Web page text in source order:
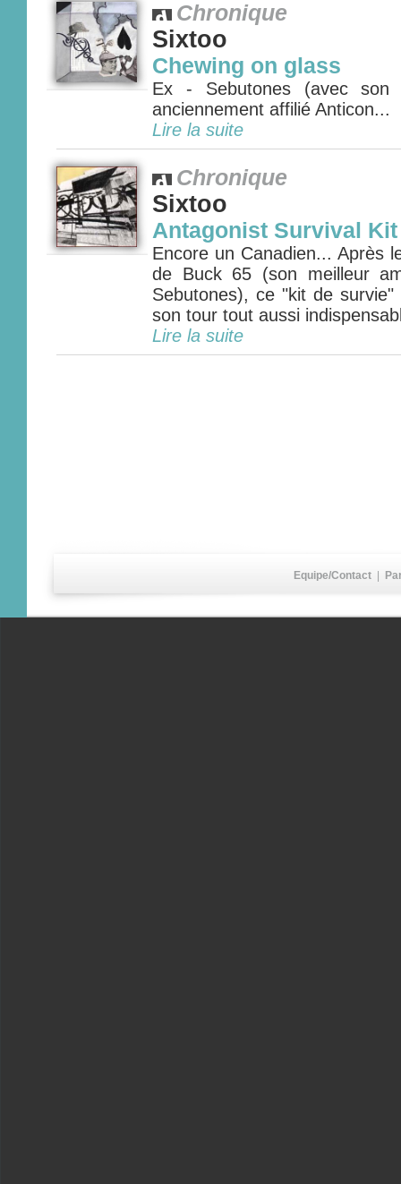
Chronique
Sixtoo
Chewing on glass
Ex - Sebutones (avec son
anciennement affilié Anticon...
Lire la suite
Chronique
Sixtoo
Antagonist Survival Kit
Encore un Canadien... Après
de Buck 65 (son meilleur
Sebutones), ce "kit de
son tour tout aussi
Lire la suite
Equipe/Contact